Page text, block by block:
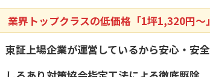
業界トップクラスの低価格「1坪1,320円〜」
東証上場企業が運営しているから安心・安全